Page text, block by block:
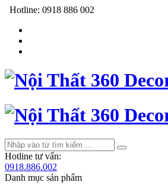
Hotline: 0918 886 002
Hotline tư vấn:
0918.886.002
Danh mục sản phẩm